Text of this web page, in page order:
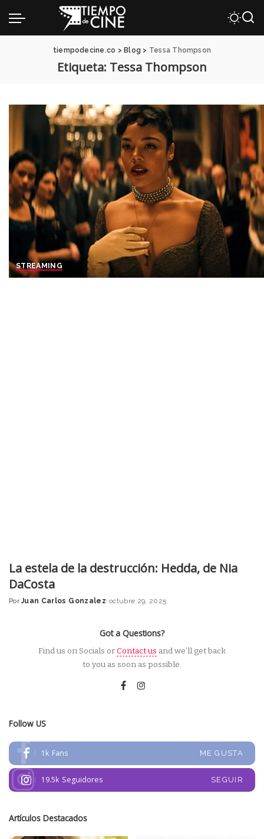
tiempodecine.co > Blog > Tessa Thompson
Etiqueta: Tessa Thompson
STREAMING
La estela de la destrucción: Hedda, de Nia
DaCosta
Posted
Por Juan Carlos Gonzalez octubre 29, 2025
Got a Questions?
Find us on Socials orContact us and we’ll get back
to you as soon as possible.
Follow US
1k Fans ME GUSTA
19.5k Seguidores SEGUIR
Artículos Destacados